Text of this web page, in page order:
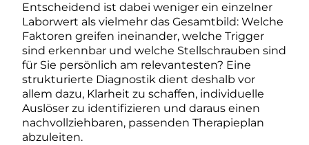
Entscheidend ist dabei weniger ein einzelner
Laborwert als vielmehr das Gesamtbild: Welche
Faktoren greifen ineinander, welche Trigger
sind erkennbar und welche Stellschrauben sind
für Sie persönlich am relevantesten? Eine
strukturierte Diagnostik dient deshalb vor
allem dazu, Klarheit zu schaffen, individuelle
Auslöser zu identifizieren und daraus einen
nachvollziehbaren, passenden Therapieplan
abzuleiten.